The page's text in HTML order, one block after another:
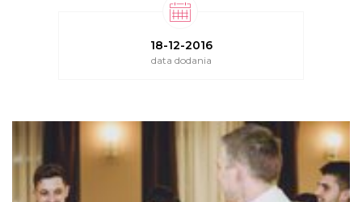
18-12-2016
data dodania